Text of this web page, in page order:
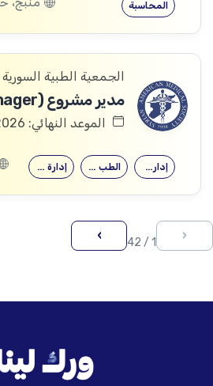
المحاسبة
الجمعية الطبية السورية
مدير مشروع (Project Manager)
الموعد النهائي: 01/08/2026
إدارة المشاريع الطب البشري… إدارة الأعمال
‹
1 / 42
›